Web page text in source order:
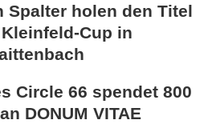
Spalter holen den Titel
Cup in
Circle 66 spendet 800
DONUM VITAE